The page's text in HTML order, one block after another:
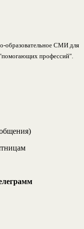
образовательное СМИ для
профессий".